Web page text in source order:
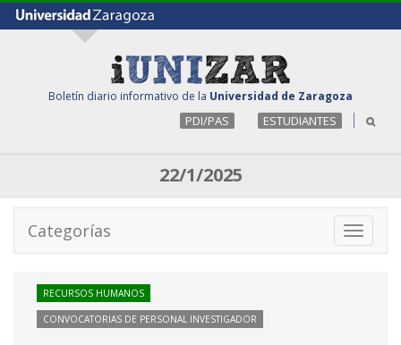
Boletín diario informativo de la Universidad de Zaragoza
PDI/PAS ESTUDIANTES
22/1/2025
Toggle
Categorías
RECURSOS HUMANOS
CONVOCATORIAS DE PERSONAL INVESTIGADOR